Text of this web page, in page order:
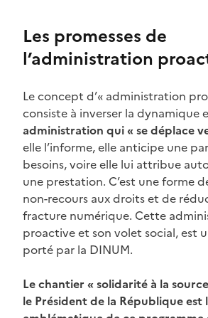
Les promesses de
l’administration
Le concept d’« administration
consiste à inverser la dynamique
administration qui « se déplace
elle l’informe, elle anticipe une
besoins, voire elle lui attribue
une prestation. C’est une forme
non-recours aux droits et de
fracture numérique. Cette
proactive et son volet social, est
porté par la DINUM.
Le chantier « solidarité à la
le Président de la République est